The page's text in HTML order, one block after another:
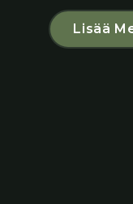
Lisää